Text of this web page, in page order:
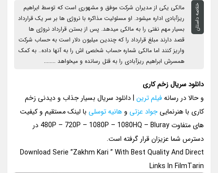
خلاصه داستان
مالکی یکی از مدیران شرکت موفق و مشهوری است که توسط ابراهیم
ریزآبادی اداره میشود. او مسئولیت مذاکره با نروژی ها بر سر یک قرارداد
بسیار مهم نفتی را به مالکی میدهد. پس از بستن قرارداد نروژی ها
قصد دارند مبلغ قرارداد را که چندین میلیون دلار است به حساب شرکت
واریز کنند اما مالکی شماره حساب شخصی اش را به آنها داده.. به کمک
همسرش ابراهیم ریزآبادی را به قتل رسانده و میخواهد ........
دانلود سریال زخم کاری
و حالا در رسانهفیلم ترین | دانلود سریال بسیار جذاب و دیدنی زخم
کاری با هنرنماییجواد عزتی وهانیه توسلی با لینک مستقیم و کیفیت
های متفاوت 480P – 720P – 1080P – 1080HQ – Bluray در
دسترس شما عزیزان قرار گرفته است.
Download Serie ”Zakhm Kari ” With Best Quality And Direct
Links In FilmTarin